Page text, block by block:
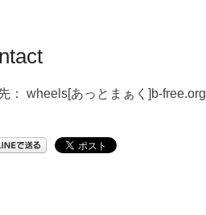
： wheels[あっとまぁく]b-free.org